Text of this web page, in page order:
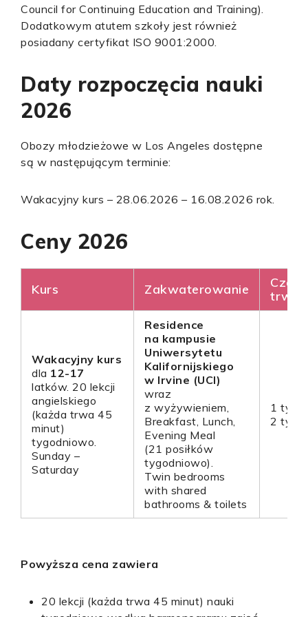
Council for Continuing Education and Training).
Dodatkowym atutem szkoły jest również
posiadany certyfikat ISO 9001:2000.
Daty rozpoczęcia nauki
2026
Obozy młodzieżowe w Los Angeles dostępne
są w następującym terminie:
Wakacyjny kurs – 28.06.2026 – 16.08.2026 rok.
Ceny 2026
Kurs Zakwaterowanie
Czas
Wakacyjny kurs
dla 12-17
latków. 20 lekcji
angielskiego
(każda trwa 45
minut)
tygodniowo.
Sunday –
Saturday
Residence
na kampusie
Uniwersytetu
Kalifornijskiego
w Irvine (UCI)
wraz
z wyżywieniem,
Breakfast, Lunch,
Evening Meal
(21 posiłków
tygodniowo).
Twin bedrooms
with shared
bathrooms & toilets
1
2
Powyższa cena zawiera
20 lekcji (każda trwa 45 minut) nauki